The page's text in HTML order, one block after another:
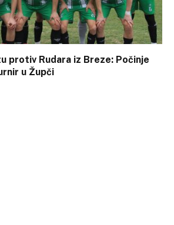
protiv Rudara iz Breze: Počinje
u Župči